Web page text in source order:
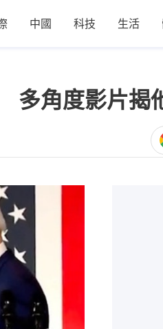
中國 科技 生活
多角度影片揭